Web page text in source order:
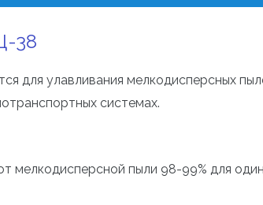
38
для улавливания мелкодисперсных
системах.
мелкодисперсной пыли 98-99% для